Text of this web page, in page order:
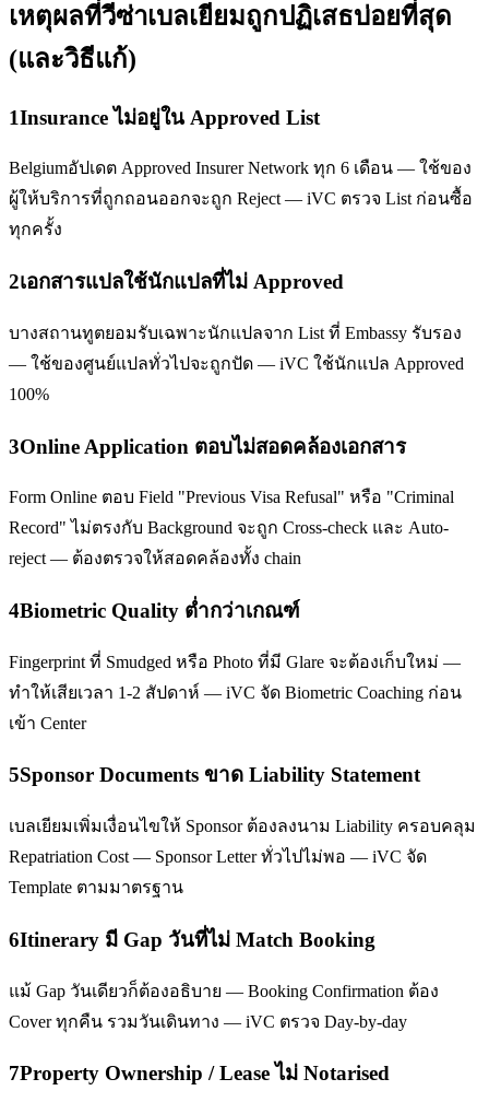
เหตุผลที่วีซ่าเบลเยียมถูกปฏิเสธบ่อยที่สุด
(และวิธีแก้)
1Insurance ไม่อยู่ใน Approved List
Belgiumอัปเดต Approved Insurer Network ทุก 6 เดือน — ใช้ของ
ผู้ให้บริการที่ถูกถอนออกจะถูก Reject — iVC ตรวจ List ก่อนซื้อ
ทุกครั้ง
2เอกสารแปลใช้นักแปลที่ไม่ Approved
บางสถานทูตยอมรับเฉพาะนักแปลจาก List ที่ Embassy รับรอง
— ใช้ของศูนย์แปลทั่วไปจะถูกปัด — iVC ใช้นักแปล Approved
100%
3Online Application ตอบไม่สอดคล้องเอกสาร
Form Online ตอบ Field "Previous Visa Refusal" หรือ "Criminal
Record" ไม่ตรงกับ Background จะถูก Cross-check และ Auto-
reject — ต้องตรวจให้สอดคล้องทั้ง chain
4Biometric Quality ต่ำกว่าเกณฑ์
Fingerprint ที่ Smudged หรือ Photo ที่มี Glare จะต้องเก็บใหม่ —
ทำให้เสียเวลา 1-2 สัปดาห์ — iVC จัด Biometric Coaching ก่อน
เข้า Center
5Sponsor Documents ขาด Liability Statement
เบลเยียมเพิ่มเงื่อนไขให้ Sponsor ต้องลงนาม Liability ครอบคลุม
Repatriation Cost — Sponsor Letter ทั่วไปไม่พอ — iVC จัด
Template ตามมาตรฐาน
6Itinerary มี Gap วันที่ไม่ Match Booking
แม้ Gap วันเดียวก็ต้องอธิบาย — Booking Confirmation ต้อง
Cover ทุกคืน รวมวันเดินทาง — iVC ตรวจ Day-by-day
7Property Ownership / Lease ไม่ Notarised